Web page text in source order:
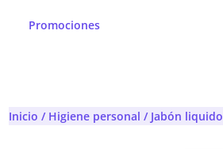
Promociones
Inicio / Higiene personal / Jabón liquido